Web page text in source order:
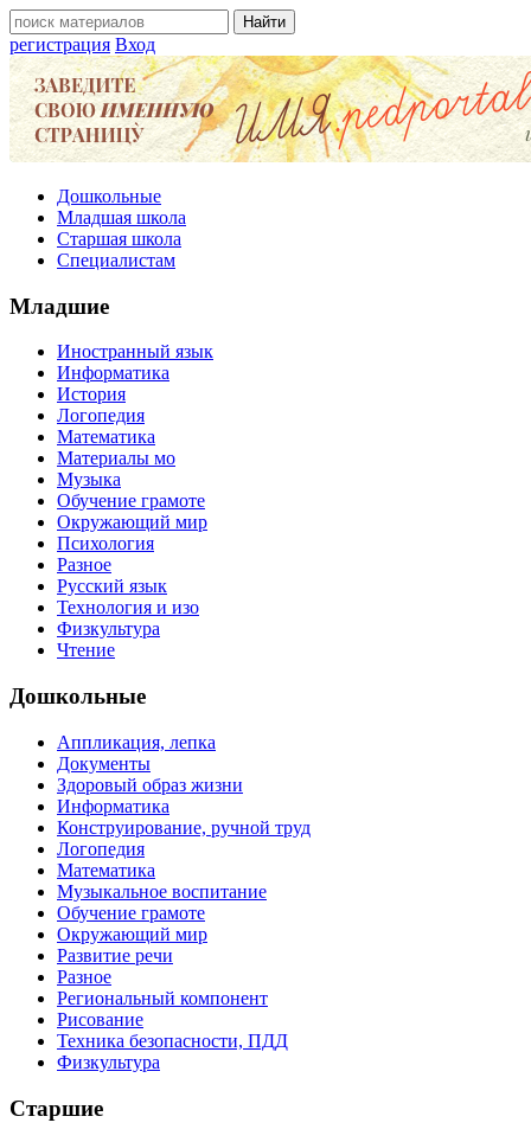
регистрация Вход
Дошкольные
Младшая школа
Старшая школа
Специалистам
Младшие
Иностранный язык
Информатика
История
Логопедия
Математика
Материалы мо
Музыка
Обучение грамоте
Окружающий мир
Психология
Разное
Русский язык
Технология и изо
Физкультура
Чтение
Дошкольные
Аппликация, лепка
Документы
Здоровый образ жизни
Информатика
Конструирование, ручной труд
Логопедия
Математика
Музыкальное воспитание
Обучение грамоте
Окружающий мир
Развитие речи
Разное
Региональный компонент
Рисование
Техника безопасности, ПДД
Физкультура
Старшие